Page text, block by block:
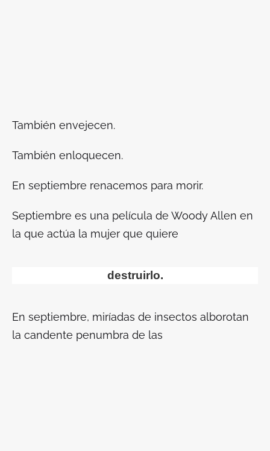
También envejecen.
También enloquecen.
En septiembre renacemos para morir.
Septiembre es una película de Woody Allen en
la que actúa la mujer que quiere
destruirlo.
En septiembre, miríadas de insectos alborotan
la candente penumbra de las